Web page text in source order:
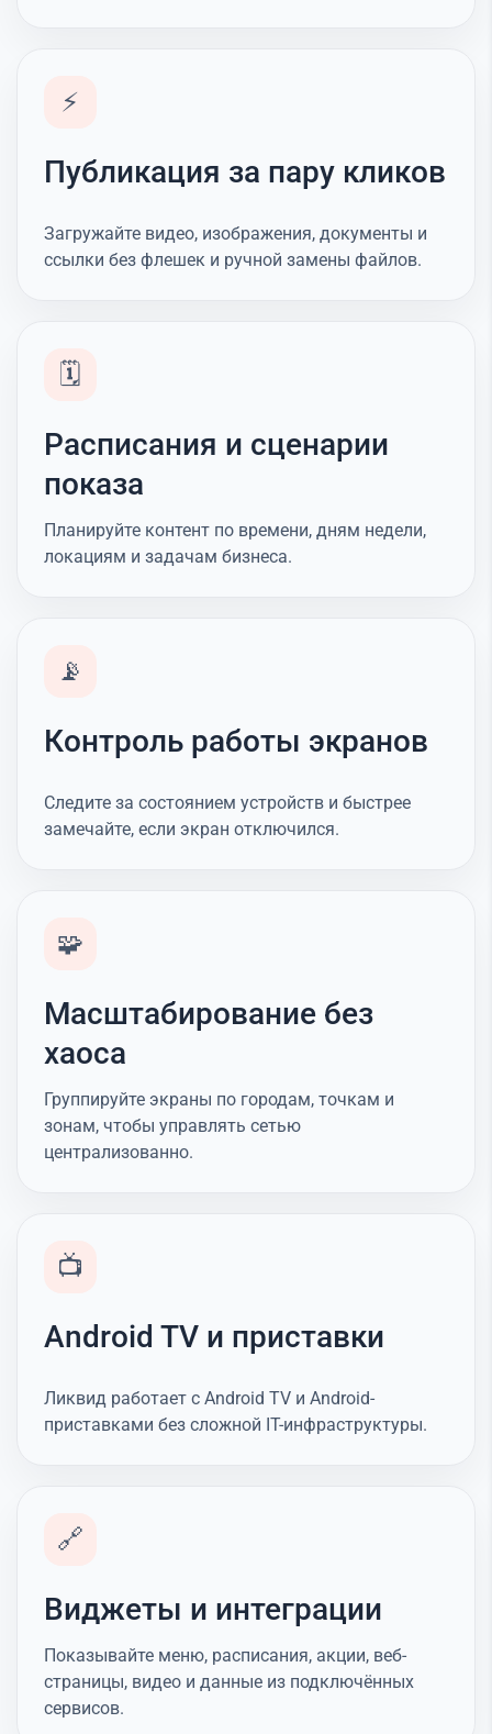
⚡
Публикация за пару кликов
Загружайте видео, изображения, документы и
ссылки без флешек и ручной замены файлов.
🗓️
Расписания и сценарии
показа
Планируйте контент по времени, дням недели,
локациям и задачам бизнеса.
📡
Контроль работы экранов
Следите за состоянием устройств и быстрее
замечайте, если экран отключился.
🧩
Масштабирование без
хаоса
Группируйте экраны по городам, точкам и
зонам, чтобы управлять сетью
централизованно.
📺
Android TV и приставки
Ликвид работает с Android TV и Android-
приставками без сложной IT-инфраструктуры.
🔗
Виджеты и интеграции
Показывайте меню, расписания, акции, веб-
страницы, видео и данные из подключённых
сервисов.